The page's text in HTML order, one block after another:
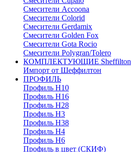
Смесители Accoona
Смесители Colorid
Смесители Gerdamix
Смесители Golden Fox
Смесители Gota Rocio
Смесители Polygran/Tolero
КОМПЛЕКТУЮЩИЕ Sheffilton
Импорт от Шеффилтон
ПРОФИЛЬ
Профиль H10
Профиль H16
Профиль H28
Профиль H3
Профиль H38
Профиль H4
Профиль H6
Профиль в цвет (СКИФ)